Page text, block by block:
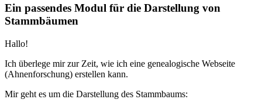
Ein passendes Modul für die Darstellung von
Stammbäumen
Hallo!
Ich überlege mir zur Zeit, wie ich eine genealogische Webseite
(Ahnenforschung) erstellen kann.
Mir geht es um die Darstellung des Stammbaums: